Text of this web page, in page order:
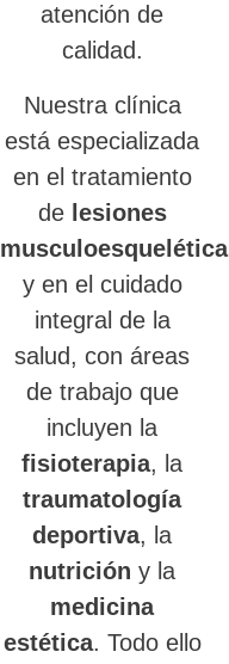
atención de
calidad.
Nuestra clínica
está especializada
en el tratamiento
de lesiones
y en el cuidado
integral de la
salud, con áreas
de trabajo que
incluyen la
fisioterapia, la
traumatología
deportiva, la
nutrición y la
medicina
estética. Todo ello